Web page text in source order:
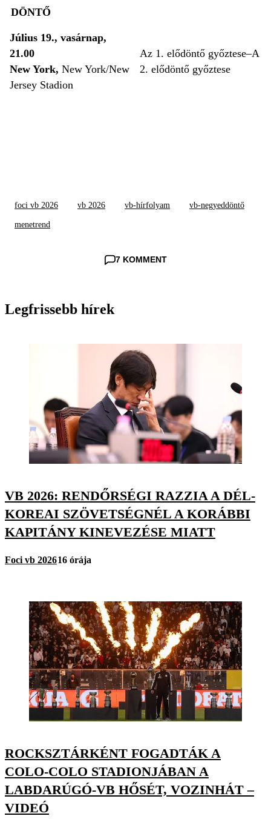
Július 19., vasárnap,
21.00
New York, New York/New
Jersey Stadion
Az 1. elődöntő győztese–A
2. elődöntő győztese
DÖNTŐ
foci vb 2026 vb 2026 vb-hírfolyam vb-negyeddöntő
menetrend
7 KOMMENT
Legfrissebb hírek
VB 2026: RENDŐRSÉGI RAZZIA A DÉL-
KOREAI SZÖVETSÉGNÉL A KORÁBBI
KAPITÁNY KINEVEZÉSE MIATT
Foci vb 202616 órája
ROCKSZTÁRKÉNT FOGADTÁK A
COLO-COLO STADIONJÁBAN A
LABDARÚGÓ-VB HŐSÉT, VOZINHÁT –
VIDEÓ